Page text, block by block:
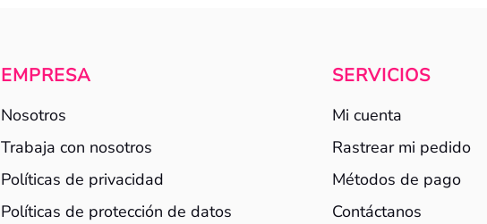
EMPRESA
Nosotros
Trabaja con nosotros
Políticas de privacidad
Políticas de protección de datos
SERVICIOS
Mi cuenta
Rastrear mi pedido
Métodos de pago
Contáctanos